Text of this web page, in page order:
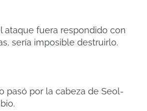
ataque fuera respondido con
sería imposible destruirlo.
pasó por la cabeza de Seol-